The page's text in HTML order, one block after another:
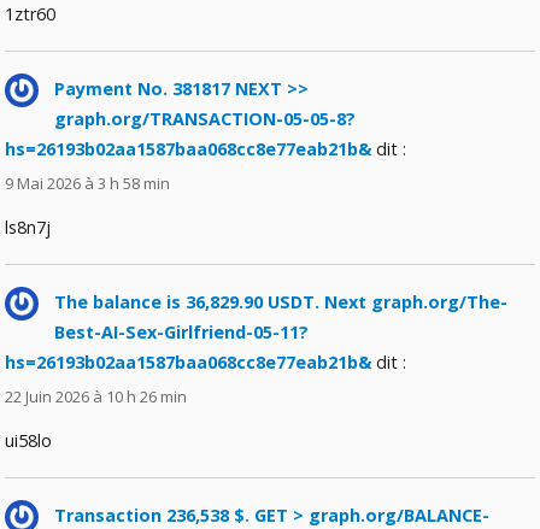
1ztr60
Payment No. 381817 NEXT >>
graph.org/TRANSACTION-05-05-8?
hs=26193b02aa1587baa068cc8e77eab21b& dit :
9 Mai 2026 à 3 h 58 min
ls8n7j
The balance is 36,829.90 USDT. Next graph.org/The-
Best-AI-Sex-Girlfriend-05-11?
hs=26193b02aa1587baa068cc8e77eab21b& dit :
22 Juin 2026 à 10 h 26 min
ui58lo
Transaction 236,538 $. GET > graph.org/BALANCE-